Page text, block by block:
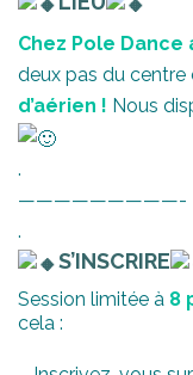
Chez Pole Dance
deux pas du centre
d’aérien ! Nous
.
—————————-
.
S’INSCRIRE
Session limitée à 8
cela :